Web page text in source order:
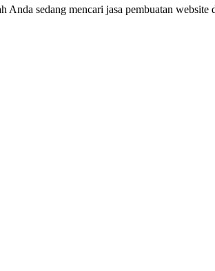
sedang mencari jasa pembuatan